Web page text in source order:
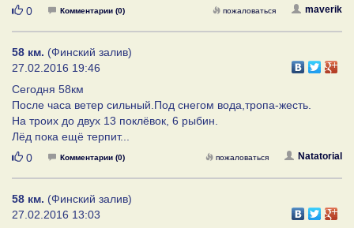
Нравится
0 Комментарии (0) maverik
пожаловаться
58 км. (Финский залив)
27.02.2016 19:46
Сегодня 58км
После часа ветер сильный.Под снегом вода,тропа-жесть.
На троих до двух 13 поклёвок, 6 рыбин.
Лёд пока ещё терпит...
Нравится
0 Комментарии (0) Natatorial
пожаловаться
58 км. (Финский залив)
27.02.2016 13:03